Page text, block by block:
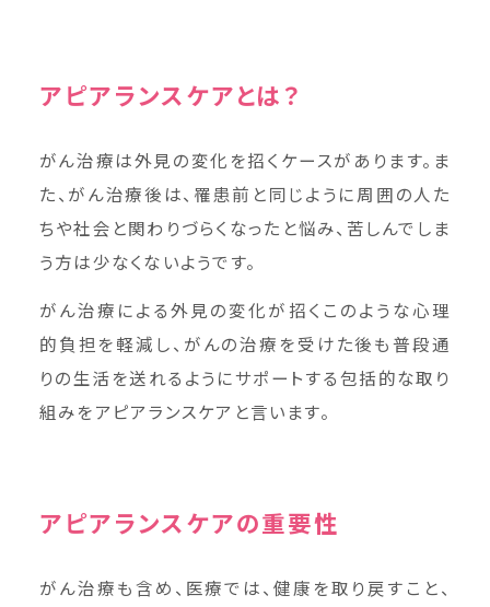
アピアランスケアとは？
がん治療は外見の変化を招くケースがあります。ま
た、がん治療後は、罹患前と同じように周囲の人た
ちや社会と関わりづらくなったと悩み、苦しんでしま
う方は少なくないようです。
がん治療による外見の変化が招くこのような心理
的負担を軽減し、がんの治療を受けた後も普段通
りの生活を送れるようにサポートする包括的な取り
組みをアピアランスケアと言います。
アピアランスケアの重要性
がん治療も含め、医療では、健康を取り戻すこと、